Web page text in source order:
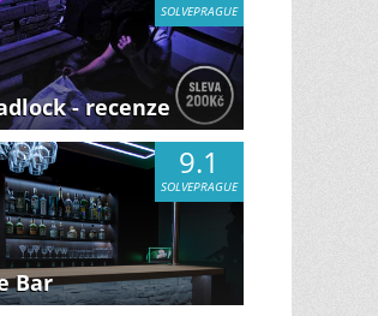
SOLVEPRAGUE
- recenze
9.1
SOLVEPRAGUE
Bar